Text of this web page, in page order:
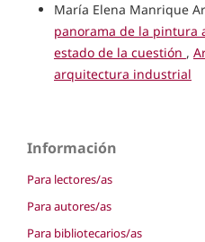
María Elena Manrique
panorama de la pintura
estado de la cuestión ,
arquitectura industrial
Información
Para lectores/as
Para autores/as
Para bibliotecarios/as